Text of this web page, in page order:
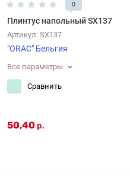
0
Плинтус напольный SX137
Артикул: SX137
"ORAC" Бельгия
Все параметры
Сравнить
50,40 р.